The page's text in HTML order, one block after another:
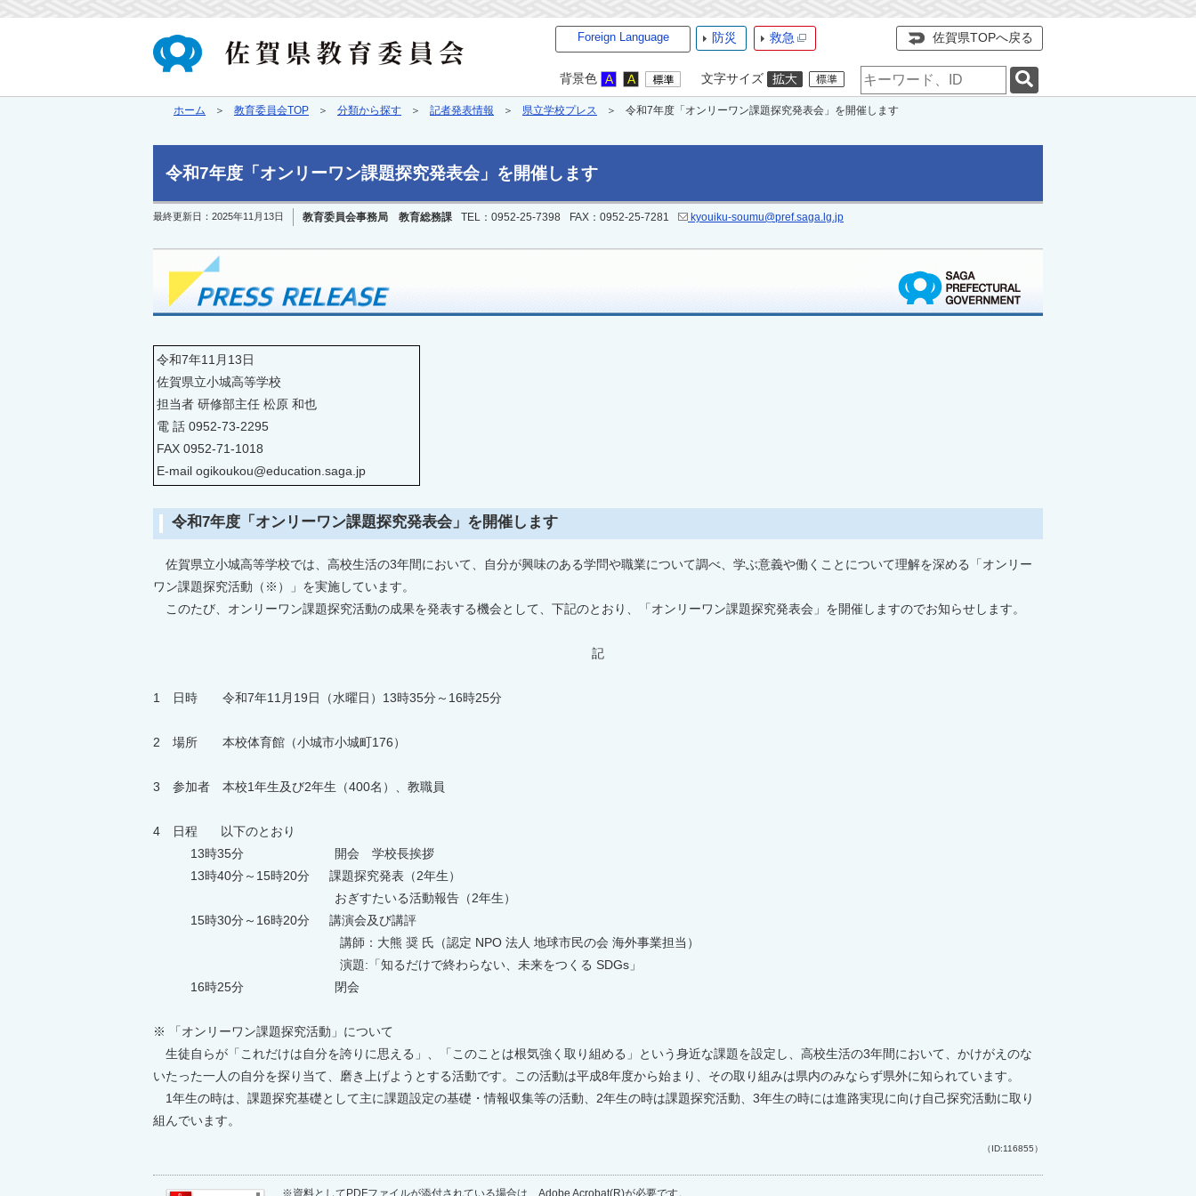
Foreign Language 防災 救急 佐賀県TOPへ戻る
背景色 文字サイズ
検
索
キ
ホーム 教育委員会TOP 分類から探す 記者発表情報 県立学校プレス 令和7年度「オンリーワン課題探究発表会」を開催します
令和7年度「オンリーワン課題探究発表会」を開催します
最終更新日： 2025年11月13日 教育委員会事務局 教育総務課 TEL：0952-25-7398 FAX：0952-25-7281 kyouiku-soumu@pref.saga.lg.jp
令和7年11月13日
佐賀県立小城高等学校
担当者 研修部主任 松原 和也
電 話 0952-73-2295
FAX 0952-71-1018
E-mail ogikoukou@education.saga.jp
令和7年度「オンリーワン課題探究発表会」を開催します
佐賀県立小城高等学校では、高校生活の3年間において、自分が興味のある学問や職業について調べ、学ぶ意義や働くことについて理解を深める「オンリー
ワン課題探究活動（※）」を実施しています。
このたび、オンリーワン課題探究活動の成果を発表する機会として、下記のとおり、「オンリーワン課題探究発表会」を開催しますのでお知らせします。
記
1 日時 令和7年11月19日（水曜日）13時35分～16時25分
2 場所 本校体育館（小城市小城町176）
3 参加者 本校1年生及び2年生（400名）、教職員
4 日程 以下のとおり
13時35分 開会 学校長挨拶
13時40分～15時20分 課題探究発表（2年生）
おぎすたいる活動報告（2年生）
15時30分～16時20分 講演会及び講評
講師：大熊 奨 氏（認定 NPO 法人 地球市民の会 海外事業担当）
演題:「知るだけで終わらない、未来をつくる SDGs」
16時25分 閉会
※ 「オンリーワン課題探究活動」について
生徒自らが「これだけは自分を誇りに思える」、「このことは根気強く取り組める」という身近な課題を設定し、高校生活の3年間において、かけがえのな
いたった一人の自分を探り当て、磨き上げようとする活動です。この活動は平成8年度から始まり、その取り組みは県内のみならず県外に知られています。
1年生の時は、課題探究基礎として主に課題設定の基礎・情報収集等の活動、2年生の時は課題探究活動、3年生の時には進路実現に向け自己探究活動に取り
組んでいます。
（ID:116855）
※資料としてPDFファイルが添付されている場合は、Adobe Acrobat(R)が必要です。